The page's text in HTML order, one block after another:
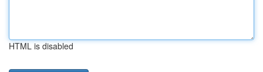
HTML is disabled